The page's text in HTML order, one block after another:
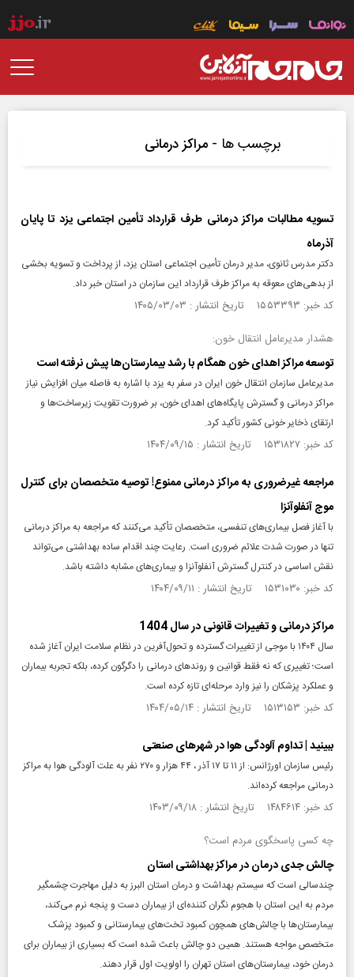
برچسب ها - مراکز درمانی
تسویه مطالبات مراکز درمانی طرف قرارداد تأمین اجتماعی یزد تا پایان
آذرماه
دکتر مدرس ثانوی، مدیر درمان تأمین اجتماعی استان یزد، از پرداخت و تسویه بخشی
از بدهی‌های معوقه به مراکز طرف قرارداد این سازمان در استان خبر داد.
کد خبر: ۱۵۵۳۳۹۳ تاریخ انتشار : ۱۴۰۵/۰۳/۰۳
هشدار مدیرعامل انتقال خون:
توسعه مراکز اهدای خون همگام با رشد بیمارستان‌ها پیش نرفته است
مدیرعامل سازمان انتقال خون ایران در سفر به یزد با اشاره به فاصله میان افزایش نیاز
مراکز درمانی و گسترش پایگاه‌های اهدای خون، بر ضرورت تقویت زیرساخت‌ها و
ارتقای ذخایر خونی کشور تأکید کرد.
کد خبر: ۱۵۳۱۸۲۷ تاریخ انتشار : ۱۴۰۴/۰۹/۱۵
مراجعه غیرضروری به مراکز درمانی ممنوع! توصیه متخصصان برای کنترل
موج آنفلوآنزا
با آغاز فصل بیماری‌های تنفسی، متخصصان تأکید می‌کنند که مراجعه به مراکز درمانی
تنها در صورت شدت علائم ضروری است. رعایت چند اقدام ساده بهداشتی می‌تواند
نقش اساسی در کنترل گسترش آنفلوآنزا و بیماری‌های مشابه داشته باشد.
کد خبر: ۱۵۳۱۰۳۰ تاریخ انتشار : ۱۴۰۴/۰۹/۱۱
مراکز درمانی و تغییرات قانونی در سال 1404
سال ۱۴۰۴ با موجی از تغییرات گسترده و تحول‌آفرین در نظام سلامت ایران آغاز شده
است؛ تغییری که نه فقط قوانین و روندهای درمانی را دگرگون کرده، بلکه تجربه بیماران
و عملکرد پزشکان را نیز وارد مرحله‌ای تازه کرده است.
کد خبر: ۱۵۱۳۱۵۳ تاریخ انتشار : ۱۴۰۴/۰۵/۱۴
ببینید | تداوم آلودگی هوا در شهرهای صنعتی
رئیس سازمان اورژانس: از ۱۱ تا ۱۷ آذر ، ۴۴ هزار و ۲۷۰ نفر به علت آلودگی هوا به مراکز
درمانی مراجعه کرده‌اند.
کد خبر: ۱۴۸۴۶۱۴ تاریخ انتشار : ۱۴۰۳/۰۹/۱۸
چه کسی پاسخگوی مردم است؟
چالش جدی درمان در مراکز بهداشتی استان
چندسالی است که سیستم بهداشت و درمان استان البرز به دلیل مهاجرت چشمگیر
مردم به این استان با هجوم نگران کننده‌ای از بیماران دست و پنجه نرم می‌کند،
بیمارستان‌ها با چالش‌های همچون کمبود تخت‌های بیمارستانی و کمبود پزشک
متخصص مواجه هستند. همین دو چالش باعث شده است که بسیاری از بیماران برای
درمان خود، بیمارستان‌های استان تهران را اولویت اول قرار دهند.